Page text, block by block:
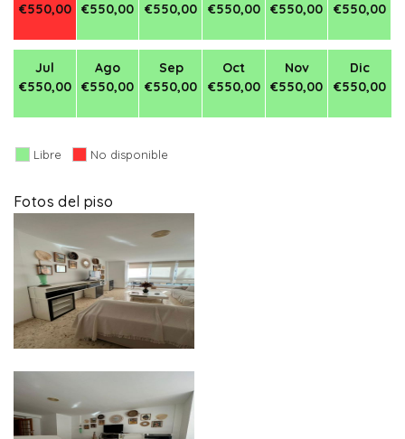
€550,00
€550,00
€550,00
€550,00
€550,00
€550,00
Jul
€550,00
Ago
€550,00
Sep
€550,00
Oct
€550,00
Nov
€550,00
Dic
€550,00
Libre No disponible
Fotos del piso